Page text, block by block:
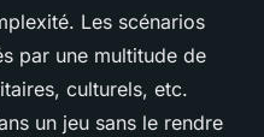
. Les scénarios
par une multitude de
culturels, etc.
un jeu sans le rendre